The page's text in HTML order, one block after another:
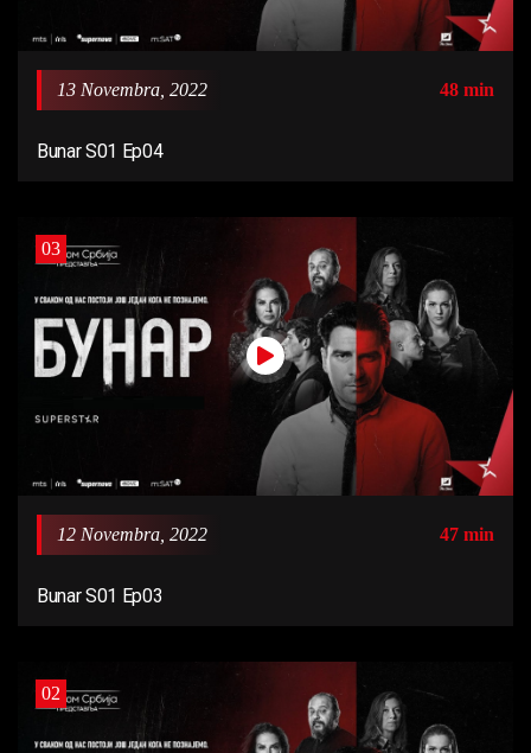
13 Novembra, 2022 48 min
Bunar S01 Ep04
03
12 Novembra, 2022 47 min
Bunar S01 Ep03
02